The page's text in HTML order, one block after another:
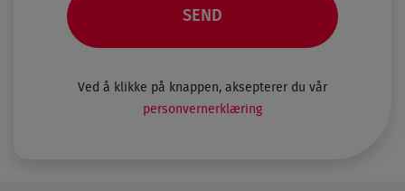
Ved å klikke på knappen, aksepterer du vår
personvernerklæring